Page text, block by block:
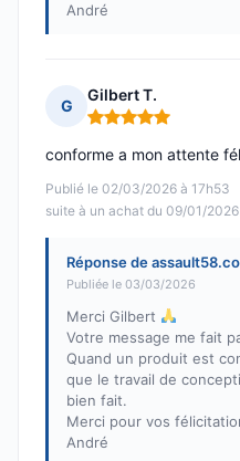
André
G
Gilbert T.
Note : 5 sur 5
Publié le 02/03/2026 à 17h53
suite à un achat du 09/01/2026
conforme a mon attente
Réponse de
Publiée le 03/03/2026
Merci Gilbert
Votre message me fait
Quand un produit est
que le travail de
bien fait.
Merci pour vos
André